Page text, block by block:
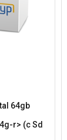
64gb
r> (с Sd